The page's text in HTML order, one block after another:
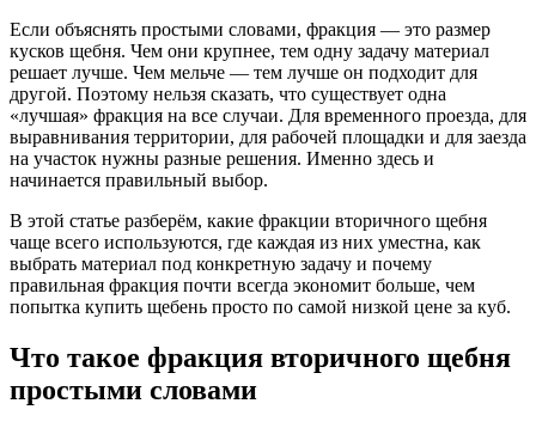
Если объяснять простыми словами, фракция — это размер
кусков щебня. Чем они крупнее, тем одну задачу материал
решает лучше. Чем мельче — тем лучше он подходит для
другой. Поэтому нельзя сказать, что существует одна
«лучшая» фракция на все случаи. Для временного проезда, для
выравнивания территории, для рабочей площадки и для заезда
на участок нужны разные решения. Именно здесь и
начинается правильный выбор.
В этой статье разберём, какие фракции вторичного щебня
чаще всего используются, где каждая из них уместна, как
выбрать материал под конкретную задачу и почему
правильная фракция почти всегда экономит больше, чем
попытка купить щебень просто по самой низкой цене за куб.
Что такое фракция вторичного щебня
простыми словами